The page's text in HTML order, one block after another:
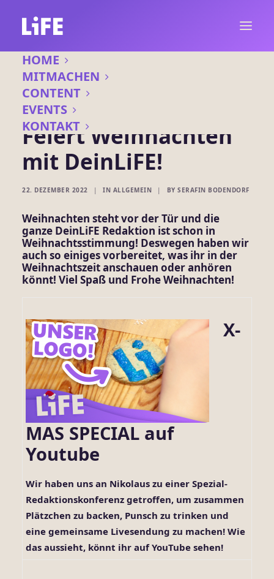
HOME
MITMACHEN
CONTENT
EVENTS
KONTAKT
Feiert Weihnachten
mit DeinLiFE!
22. DEZEMBER 2022 | IN ALLGEMEIN | BY SERAFIN BODENDORF
Weihnachten steht vor der Tür und die
ganze DeinLiFE Redaktion ist schon in
Weihnachtsstimmung! Deswegen haben wir
auch so einiges vorbereitet, was ihr in der
Weihnachtszeit anschauen oder anhören
könnt! Viel Spaß und Frohe Weihnachten!
X-
MAS SPECIAL auf
Youtube
Wir haben uns an Nikolaus zu einer Spezial-
Redaktionskonferenz getroffen, um zusammen
Plätzchen zu backen, Punsch zu trinken und
eine gemeinsame Livesendung zu machen! Wie
das aussieht, könnt ihr aufYouTube sehen!